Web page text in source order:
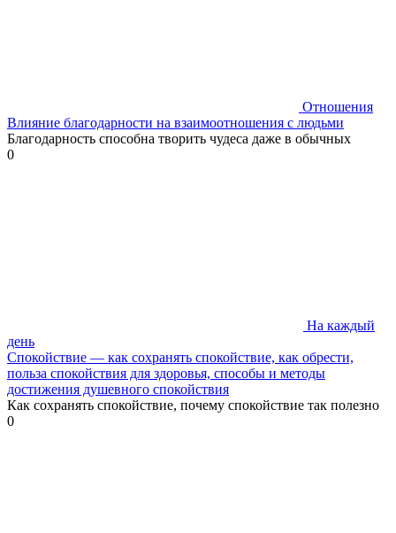
Отношения
Влияние благодарности на взаимоотношения с людьми
Благодарность способна творить чудеса даже в обычных
0
На каждый
день
Спокойствие — как сохранять спокойствие, как обрести,
польза спокойствия для здоровья, способы и методы
достижения душевного спокойствия
Как сохранять спокойствие, почему спокойствие так полезно
0